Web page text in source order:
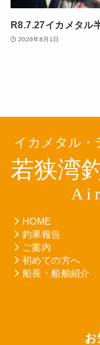
R8.7.27イカメタル
2026年8月1日
HOME
釣果報告
ご案内
初めての方へ
船長・船舶紹介
お